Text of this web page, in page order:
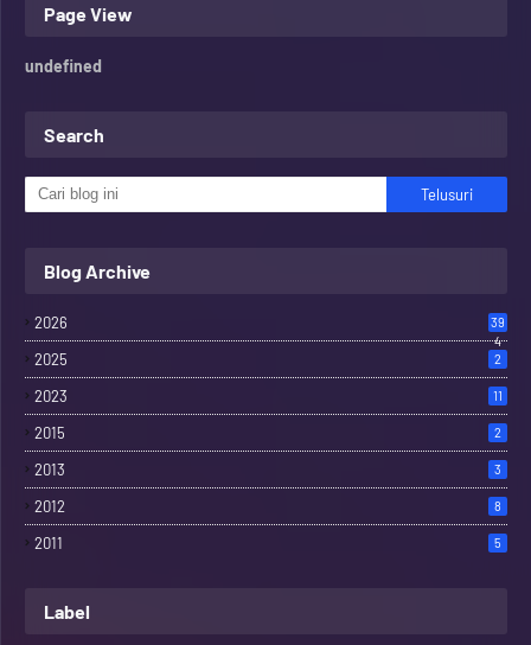
Page View
undefned
Search
Blog Archive
2026
39
4
2025 2
2023 11
2015 2
2013 3
2012 8
2011 5
Label